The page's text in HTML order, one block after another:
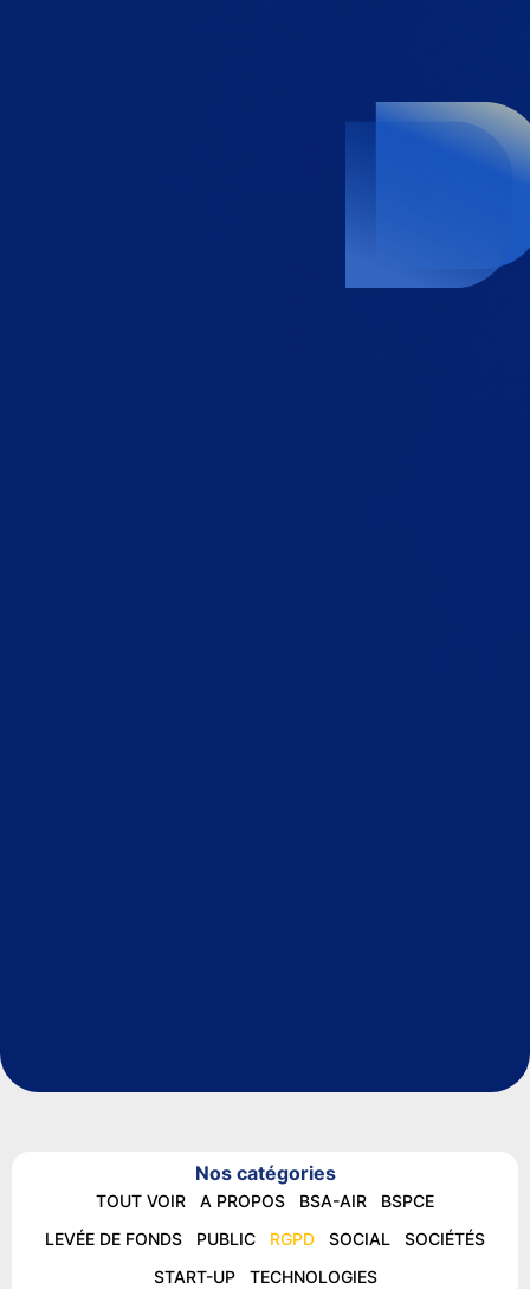
Nos catégories
TOUT VOIR A PROPOS BSA-AIR
BSPCE
LEVÉE DE FONDS
PUBLIC RGPD SOCIAL
SOCIÉTÉS
START-UP
TECHNOLOGIES